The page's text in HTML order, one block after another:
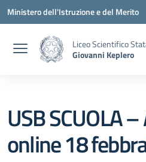
Vai ai contenuti
Vai al menu di navigazione
Vai al footer
Ministero dell'Istruzione e del Merito
Liceo Scientifico
Giovanni Keplero
USB SCUOLA
online 18